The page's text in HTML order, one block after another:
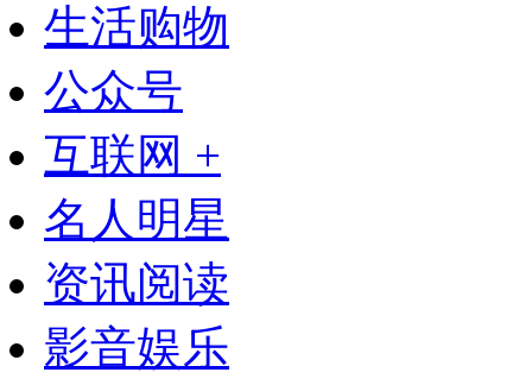
生活购物
公众号
互联网 +
名人明星
资讯阅读
影音娱乐